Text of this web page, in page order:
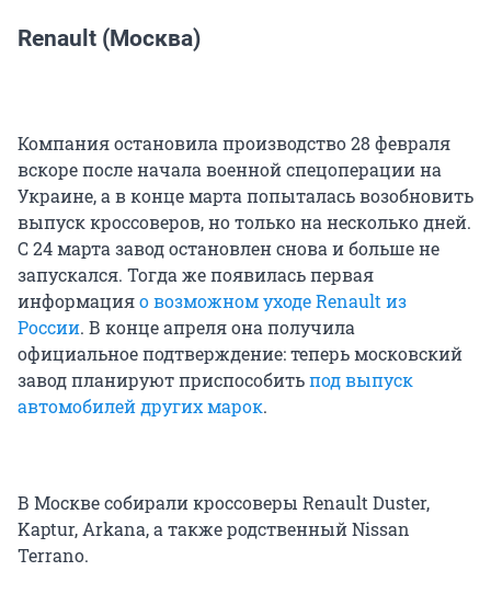
Renault (Москва)
Компания остановила производство 28 февраля
вскоре после начала военной спецоперации на
Украине, а в конце марта попыталась возобновить
выпуск кроссоверов, но только на несколько дней.
С 24 марта завод остановлен снова и больше не
запускался. Тогда же появилась первая
информацияо возможном уходеRenault из
России. В конце апреля она получила
официальное подтверждение: теперь московский
завод планируют приспособитьпод выпуск
автомобилей других марок.
В Москве собирали кроссоверы Renault Duster,
Kaptur, Arkana, а также родственный Nissan
Terrano.